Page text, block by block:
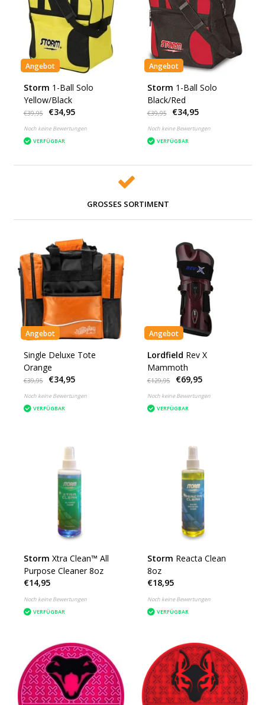
Angebot
Storm 1-Ball Solo
Yellow/Black
€39,95 €34,95
Noch keine Bewertungen
VERFÜGBAR
Angebot
Storm 1-Ball Solo
Black/Red
€39,95 €34,95
Noch keine Bewertungen
VERFÜGBAR
GROSSES SORTIMENT
Angebot
Single Deluxe Tote
Orange
€39,95 €34,95
Noch keine Bewertungen
VERFÜGBAR
Angebot
Lordfield Rev X
Mammoth
€129,95 €69,95
Noch keine Bewertungen
VERFÜGBAR
Storm Xtra Clean™ All
Purpose Cleaner 8oz
€14,95
Noch keine Bewertungen
VERFÜGBAR
Storm Reacta Clean
8oz
€18,95
Noch keine Bewertungen
VERFÜGBAR